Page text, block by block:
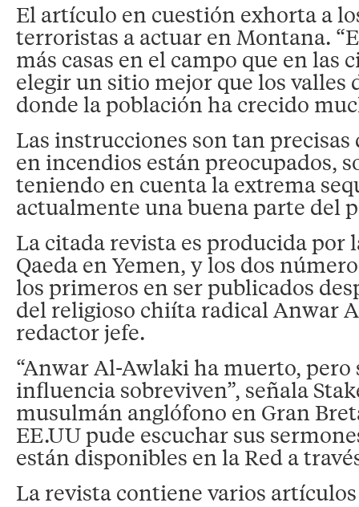
El artículo en cuestión exhorta a
terroristas a actuar en Montana.
más casas en el campo que en las
elegir un sitio mejor que los valles
donde la población ha crecido
Las instrucciones son tan precisas
en incendios están preocupados,
teniendo en cuenta la extrema
actualmente una buena parte del
La citada revista es producida por
Qaeda en Yemen, y los dos
los primeros en ser publicados
del religioso chiíta radical Anwar
redactor jefe.
“Anwar Al-Awlaki ha muerto, pero
influencia sobreviven”, señala
musulmán anglófono en Gran
EE.UU pude escuchar sus
están disponibles en la Red a
La revista contiene varios